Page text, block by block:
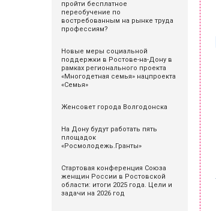
пройти бесплатное
переобучение по
востребованным на рынке труда
профессиям?
Новые меры социальной
поддержки в Ростове-на-Дону в
рамках регионального проекта
«Многодетная семья» нацпроекта
«Семья»
Женсовет города Волгодонска
На Дону будут работать пять
площадок
«Росмолодежь.Гранты»
Стартовая конференция Союза
женщин России в Ростовской
области: итоги 2025 года. Цели и
задачи на 2026 год